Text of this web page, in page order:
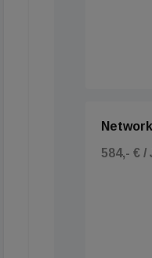
584,- €